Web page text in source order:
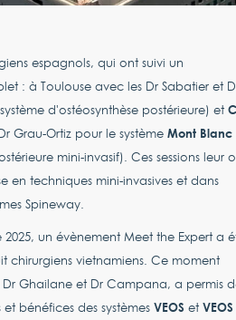
espagnols, qui ont suivi un
: à Toulouse avec les Dr Sabatier et
d'ostéosynthèse postérieure) et
Grau-Ortiz pour le système Mont Blanc
mini-invasif). Ces sessions leur
en techniques mini-invasives et dans
Spineway.
un évènement Meet the Expert a
chirurgiens vietnamiens. Ce moment
Ghailane et Dr Campana, a permis
bénéfices des systèmes VEOS et VEOS